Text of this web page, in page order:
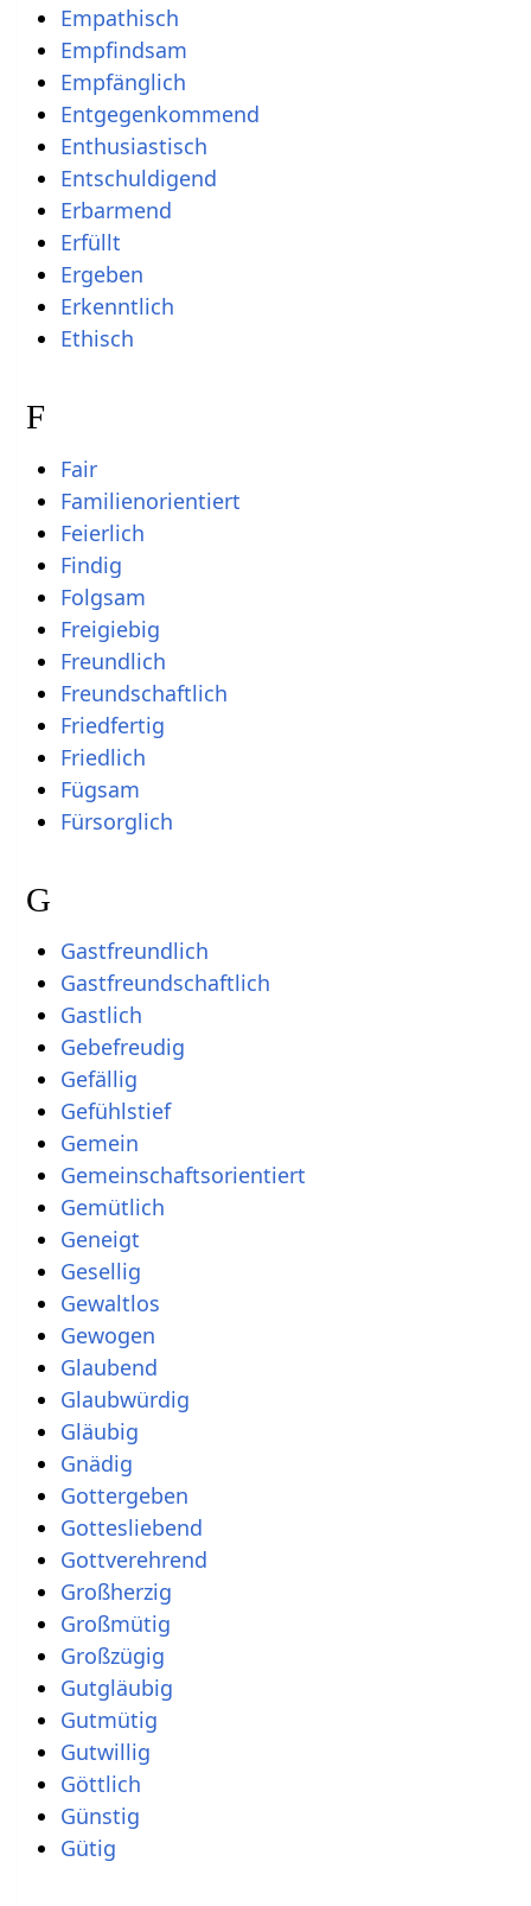
Empathisch
Empfindsam
Empfänglich
Entgegenkommend
Enthusiastisch
Entschuldigend
Erbarmend
Erfüllt
Ergeben
Erkenntlich
Ethisch
F
Fair
Familienorientiert
Feierlich
Findig
Folgsam
Freigiebig
Freundlich
Freundschaftlich
Friedfertig
Friedlich
Fügsam
Fürsorglich
G
Gastfreundlich
Gastfreundschaftlich
Gastlich
Gebefreudig
Gefällig
Gefühlstief
Gemein
Gemeinschaftsorientiert
Gemütlich
Geneigt
Gesellig
Gewaltlos
Gewogen
Glaubend
Glaubwürdig
Gläubig
Gnädig
Gottergeben
Gottesliebend
Gottverehrend
Großherzig
Großmütig
Großzügig
Gutgläubig
Gutmütig
Gutwillig
Göttlich
Günstig
Gütig